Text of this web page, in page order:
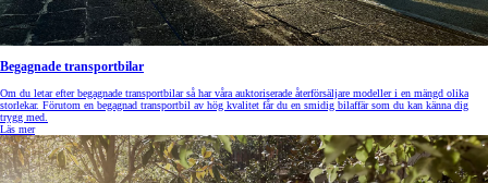
Begagnade transportbilar
Om du letar efter begagnade transportbilar så har våra auktoriserade återförsäljare modeller i en mängd olika
storlekar. Förutom en begagnad transportbil av hög kvalitet får du en smidig bilaffär som du kan känna dig
trygg med.
Läs mer